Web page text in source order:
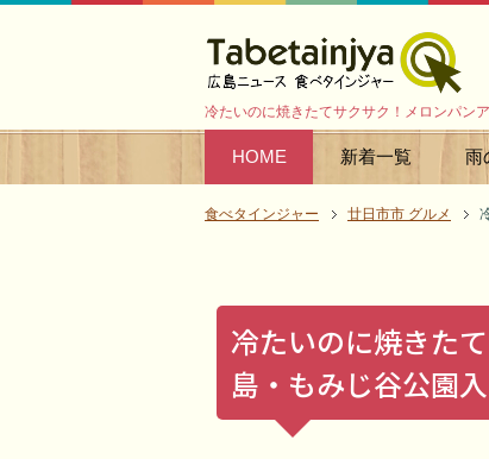
冷たいのに焼きたてサクサク！メロンパン
HOME 新着一覧 雨
食べタインジャー 廿日市市 グルメ
冷たいのに焼きた
島・もみじ谷公園